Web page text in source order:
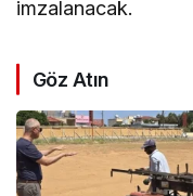
imzalanacak.
Göz Atın